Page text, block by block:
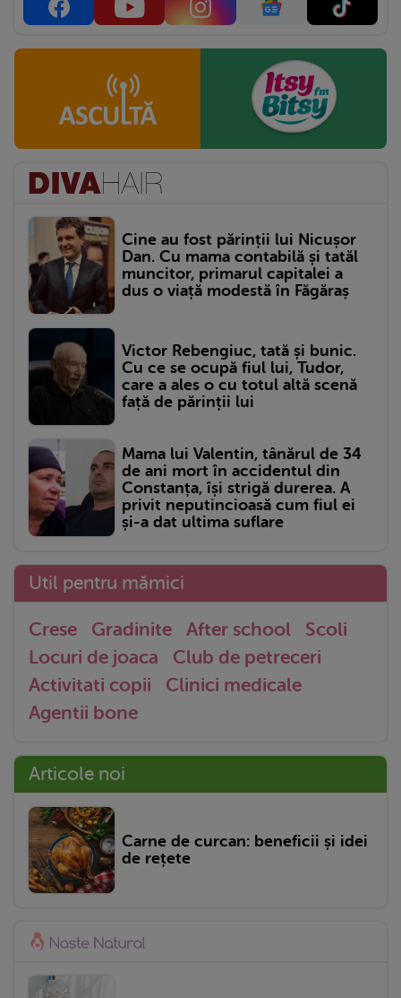
Cine au fost părinții lui Nicușor
Dan. Cu mama contabilă și tatăl
muncitor, primarul capitalei a
dus o viață modestă în Făgăraș
Victor Rebengiuc, tată și bunic.
Cu ce se ocupă fiul lui, Tudor,
care a ales o cu totul altă scenă
față de părinții lui
Mama lui Valentin, tânărul de 34
de ani mort în accidentul din
Constanța, își strigă durerea. A
privit neputincioasă cum fiul ei
și-a dat ultima suflare
Util pentru mămici
Crese Gradinite After school
Scoli
Locuri de joaca
Club de petreceri
Activitati copii
Clinici medicale
Agentii bone
Articole noi
Carne de curcan: beneficii și idei
de rețete